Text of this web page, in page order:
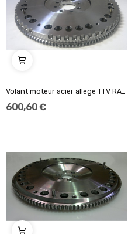
Volant moteur acier allégé TTV RACING 215mm...
600,60 €